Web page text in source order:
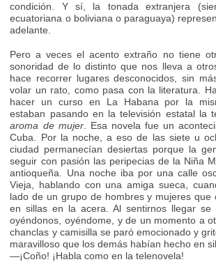
condición. Y sí, la tonada extranjera
ecuatoriana o boliviana o paraguaya)
adelante.
Pero a veces el acento extraño no tiene
sonoridad de lo distinto que nos lleva a
hace recorrer lugares desconocidos, sin
volar un rato, como pasa con la literatura.
hacer un curso en La Habana por la
estaban pasando en la televisión estatal la
aroma de mujer. Esa novela fue un
Cuba. Por la noche, a eso de las siete u
ciudad permanecían desiertas porque la
seguir con pasión las peripecias de la Niña
antioqueña. Una noche iba por una calle
Vieja, hablando con una amiga sueca,
lado de un grupo de hombres y mujeres que
en sillas en la acera. Al sentirnos llegar se
oyéndonos, oyéndome, y de un momento a
chanclas y camisilla se paró emocionado y
maravilloso que los demás habían hecho en
—¡Coño! ¡Habla como en la telenovela!